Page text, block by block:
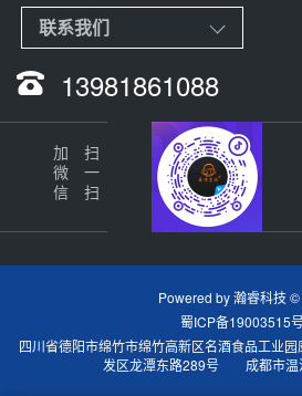
联系我们
13981861088
扫一扫
加微信
Powered by瀚睿科技©
蜀ICP备19003515
四川省德阳市绵竹市绵竹高新区名酒食品工业
发区龙潭东路289号 成都市温